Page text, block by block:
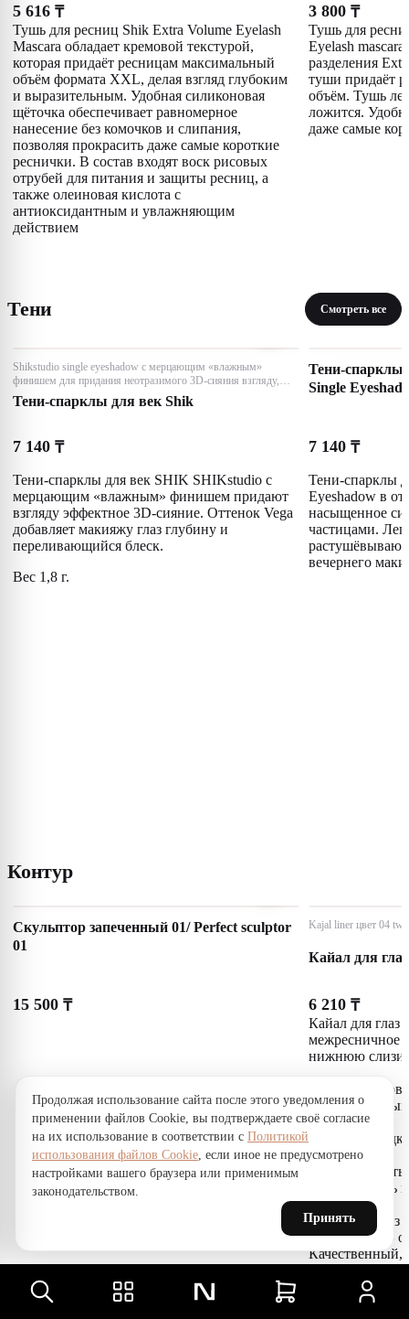
5 616 ₸
Тушь для ресниц Shik Extra Volume Eyelash
Mascara обладает кремовой текстурой,
которая придаёт ресницам максимальный
объём формата XXL, делая взгляд глубоким
и выразительным. Удобная силиконовая
щёточка обеспечивает равномерное
нанесение без комочков и слипания,
позволяя прокрасить даже самые короткие
реснички. В состав входят воск рисовых
отрубей для питания и защиты ресниц, а
также олеиновая кислота с
антиоксидантным и увлажняющим
действием
3 800 ₸
Тушь для
Eyelash
разделения
туши придаёт
объём. Тушь
ложится.
даже самые
Тени Смотреть все
Shikstudio single eyeshadow с мерцающим «влажным»
финишем для придания неотразимого 3D-сияния взгляду,
цвет vega, 1,8 гр.
Тени-спарклы для век Shik
7 140 ₸
Тени-спарклы для век SHIK SHIKstudio с
мерцающим «влажным» финишем придают
взгляду эффектное 3D-сияние. Оттенок Vega
добавляет макияжу глаз глубину и
переливающийся блеск.
Вес 1,8 г.
Тени-спарклы
Single
7 140 ₸
Тени-спарклы
Eyeshadow в
насыщенное
частицами.
вечернего
Контур
Скульптор запеченный 01/ Perfect sculptor
01
15 500 ₸
Kajal liner цвет 04
Кайал для
6 210 ₸
Кайал для глаз
межресничное
нижнюю
Мягкая
продукт
— как
взгляда
— растушевать
— нарисовать
Кайал для глаз
яркую линию
Качественный,
слизистую,
стойкое
Продолжая использование сайта после этого уведомления о
применении файлов Cookie, вы подтверждаете своё согласие
на их использование в соответствии с Политикой
использования файлов Cookie, если иное не предусмотрено
настройками вашего браузера или применимым
законодательством.
Принять